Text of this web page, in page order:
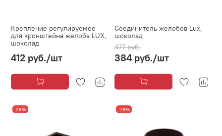
Крепление регулируемое
для кронштейна желоба LUX,
шоколад
412 руб./шт
Соединитель желобов Lux,
шоколад
477 руб.
384 руб./шт
-26% -26%